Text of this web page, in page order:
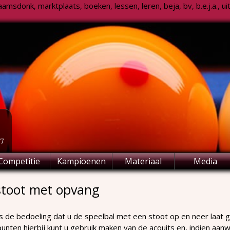
marktplaats, boeken, lessen, leren, beja, bv, b.e.j.a.,
Kampioenen Materiaal Media
met opvang
de bedoeling dat u de speelbal met een stoot op en neer laat
hierbij kunt u gebruik maken van de acquits en, indien